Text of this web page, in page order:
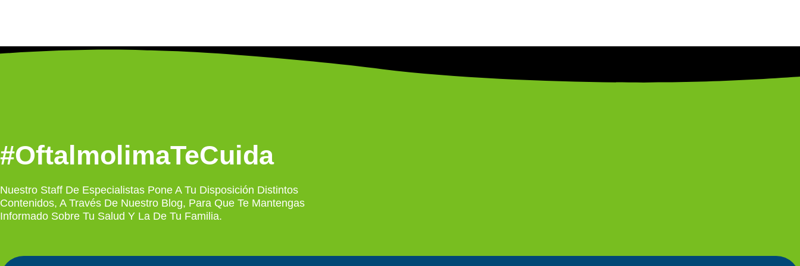
#OftalmolimaTeCuida
Nuestro Staff De Especialistas Pone A Tu Disposición Distintos
Contenidos, A Través De Nuestro Blog, Para Que Te Mantengas
Informado Sobre Tu Salud Y La De Tu Familia.